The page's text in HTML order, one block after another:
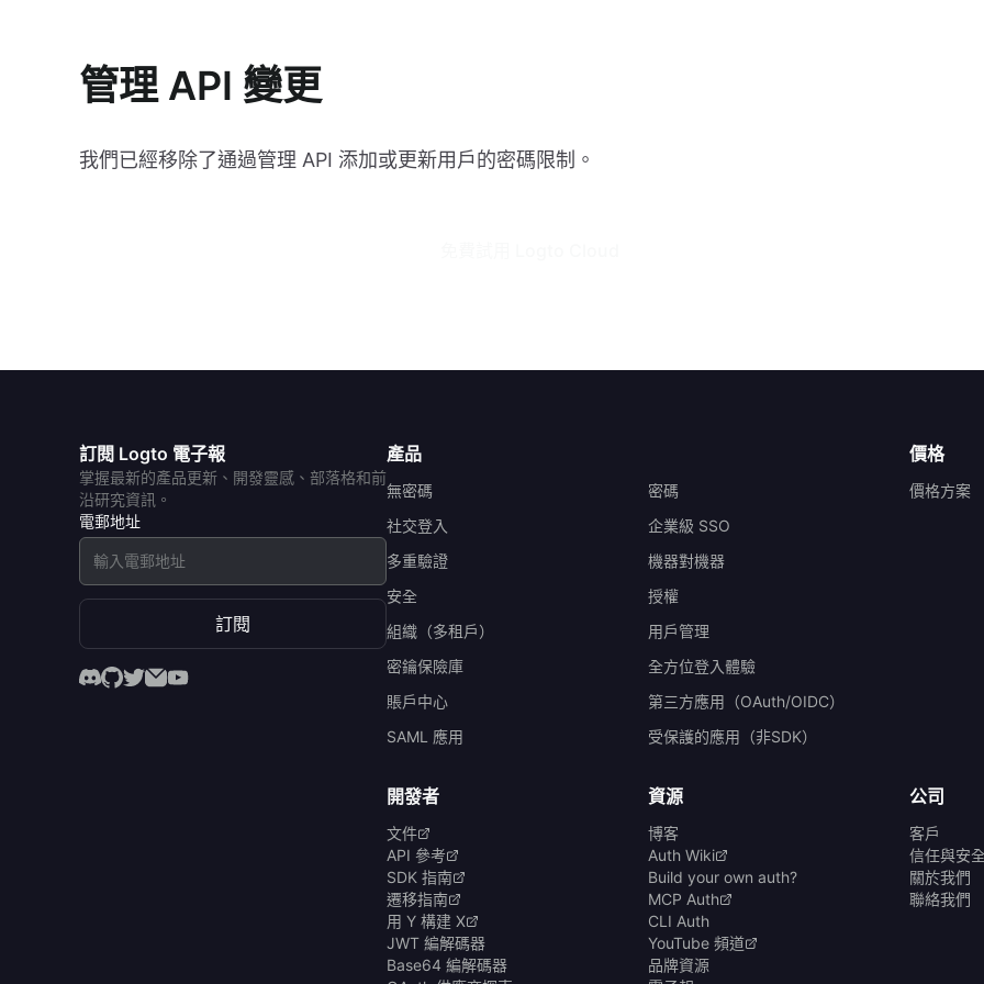
管理 API 變更
我們已經移除了通過管理 API 添加或更新用戶的密碼限制。
訂閱 Logto 電子報
掌握最新的產品更新、開發靈感、部落格和前
沿研究資訊。
電郵地址
訂閱
產品
無密碼
密碼
社交登入
企業級 SSO
多重驗證
機器對機器
安全
授權
組織（多租戶）
用戶管理
密鑰保險庫
全方位登入體驗
賬戶中心
第三方應用（OAuth/OIDC）
SAML 應用
受保護的應用（非SDK）
價格
價格方案
開發者
文件
API 參考
SDK 指南
遷移指南
用 Y 構建 X
JWT 編解碼器
Base64 編解碼器
資源
博客
Auth Wiki
Build your own auth?
MCP Auth
CLI Auth
YouTube 頻道
品牌資源
公司
客戶
信任與安
關於我們
聯絡我們